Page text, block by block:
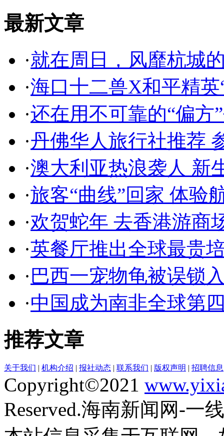
最新文章
·就在周日，风靡杭城
·海口十二兽X和平精英
·还在用不可靠的“偏方
·丹佛华人旅行社推荐
·澳大利亚热浪袭人 新
·旅客“曲线”回家 体验
·欢贺蛇年 去香港游商
·英餐厅推出全球最贵
·巴西一宠物龟被误锁
·中国成为南非全球第
推荐文章
关于我们 | 机构介绍 | 报社动态 | 联系我们 | 版权声明 | 招聘信息
Copyright©2021
Reserved.海南新闻网-一